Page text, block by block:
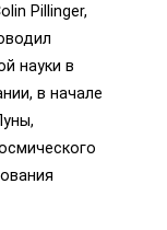
Pillinger,
науки в
в начале